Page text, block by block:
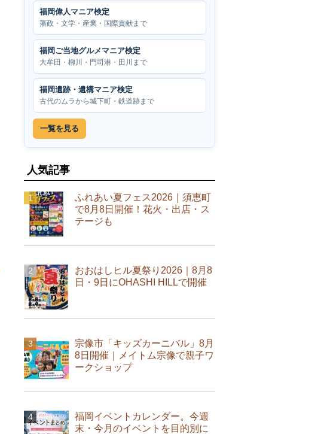
福岡偉人マニア検定
藩政・文学・産業・国際貢献まで
福岡ご当地グルメマニア検定
大牟田・柳川・門司港・田川まで
福岡遺跡・遺構マニア検定
古代のムラから城下町・鉄道跡まで
一覧を見る
人気記事
ふれあい夏フェス2026｜須恵町
で8月8日開催！花火・出店・ス
テージも
おおはしヒル夏祭り2026｜8月8
日・9日にOHASHI HILLで開催
宗像市「キッズカーニバル」8月
8日開催｜メイトム宗像で親子ワ
ークショップ
福岡イベントカレンダー。今週
末・今月のイベントを目的別に